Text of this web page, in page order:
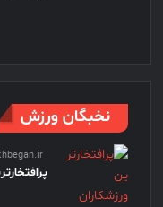
نخبگان ورزش